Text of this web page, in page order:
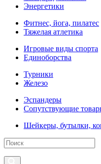
Энергетики
Фитнес, йога, пилатес
Тяжелая атлетика
Игровые виды спорта
Единоборства
Турники
Железо
Эспандеры
Сопутствующие
Шейкеры, бутылки,